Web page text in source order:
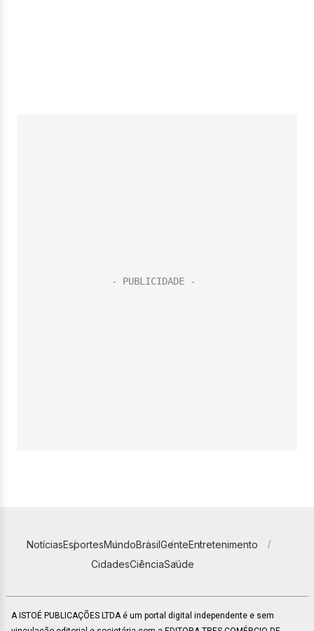
NotíciasEsportesMundoBrasilGenteEntretenimento
CidadesCiênciaSaúde
A ISTOÉ PUBLICAÇÕES LTDA é um portal digital independente e sem